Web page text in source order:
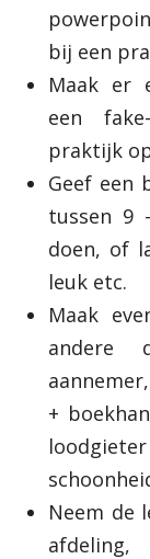
bij een
Maak er
een
praktijk
Geef een
tussen 9
doen, of
leuk etc.
Maak
andere
+
Neem de